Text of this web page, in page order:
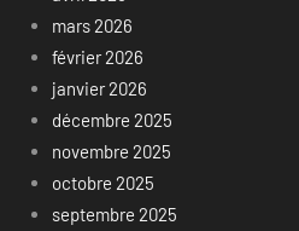
mars 2026
février 2026
janvier 2026
décembre 2025
novembre 2025
octobre 2025
septembre 2025